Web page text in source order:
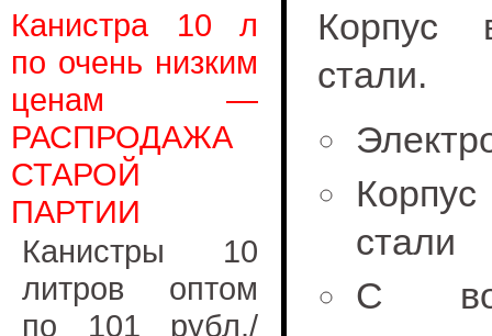
Канистра 10 л
по очень низким
ценам —
РАСПРОДАЖА
СТАРОЙ
ПАРТИИ
Канистры 10
литров оптом
по 101 рубл./
Корпус
стали.
стали
С